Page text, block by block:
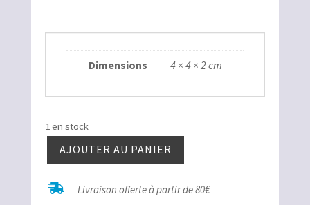
Dimensions 4 × 4 × 2 cm
1 en stock
quantité
Rhodocrosite
AJOUTER AU PANIER
 Livraison offerte à partir de 80€